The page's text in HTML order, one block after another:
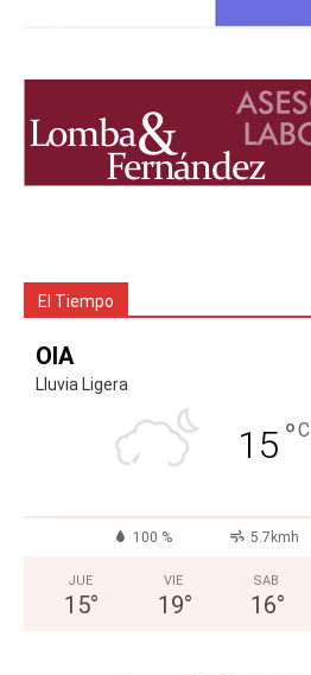
El Tiempo
OIA
Lluvia Ligera
15 °C
100 % 5.7kmh
JUE
15°
VIE
19°
SAB
16°